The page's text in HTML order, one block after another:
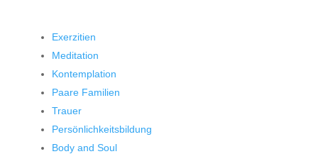
Exerzitien
Meditation
Kontemplation
Paare Familien
Trauer
Persönlichkeitsbildung
Body and Soul